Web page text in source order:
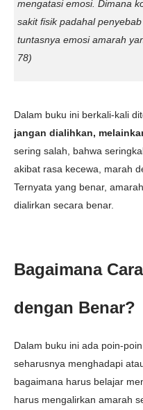
mengatasi emosi. Dimana
sakit fisik padahal
tuntasnya emosi amarah
78)
Dalam buku ini berkali-kali
jangan dialihkan,
sering salah, bahwa
akibat rasa kecewa, marah
Ternyata yang benar,
dialirkan secara benar.
Bagaimana
dengan Benar?
Dalam buku ini ada poin-
seharusnya menghadapi
bagaimana harus belajar
harus mengalirkan amarah